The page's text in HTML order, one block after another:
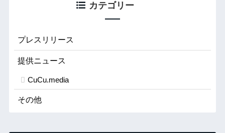
カテゴリー
プレスリリース
提供ニュース
CuCu.media
その他